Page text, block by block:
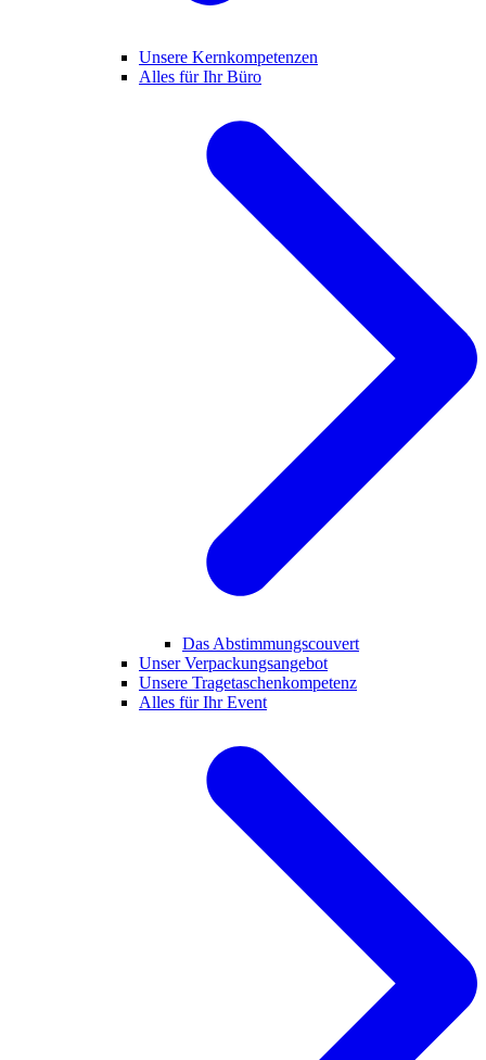
Unsere Kernkompetenzen
Alles für Ihr Büro
Das Abstimmungscouvert
Unser Verpackungsangebot
Unsere Tragetaschenkompetenz
Alles für Ihr Event